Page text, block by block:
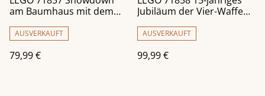
am Baumhaus mit dem
AUSVERKAUFT
79,99 €
Jubiläum der Vier-Waffen-
AUSVERKAUFT
99,99 €